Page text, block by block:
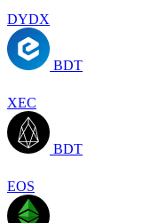
DYDX
BDT
XEC
BDT
EOS